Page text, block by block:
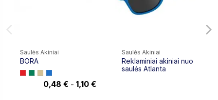
Saulės Akiniai
BORA
0,48 € - 1,10 €
Saulės Akiniai
Reklaminiai akiniai nuo
saulės Atlanta